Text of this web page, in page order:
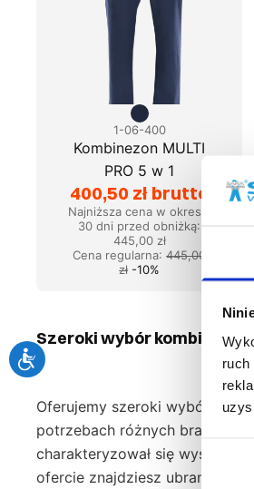
1-06-400
Kombinezon MULTI
PRO 5 w 1
400,50 zł brutto
Najniższa cena w okresie
30 dni przed obniżką:
445,00 zł
Cena regularna:445,00
zł -10%
Szeroki wybór
Oferujemy szeroki wybór
potrzebach różnych branż,
charakteryzował się wysoką
ofercie znajdziesz ubrania w